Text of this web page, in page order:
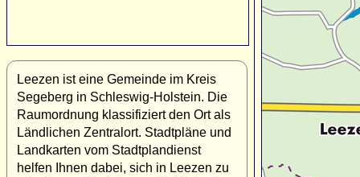
Leezen ist eine Gemeinde im Kreis
Segeberg in Schleswig-Holstein. Die
Raumordnung klassifiziert den Ort als
Ländlichen Zentralort. Stadtpläne und
Landkarten vom Stadtplandienst
helfen Ihnen dabei, sich in Leezen zu